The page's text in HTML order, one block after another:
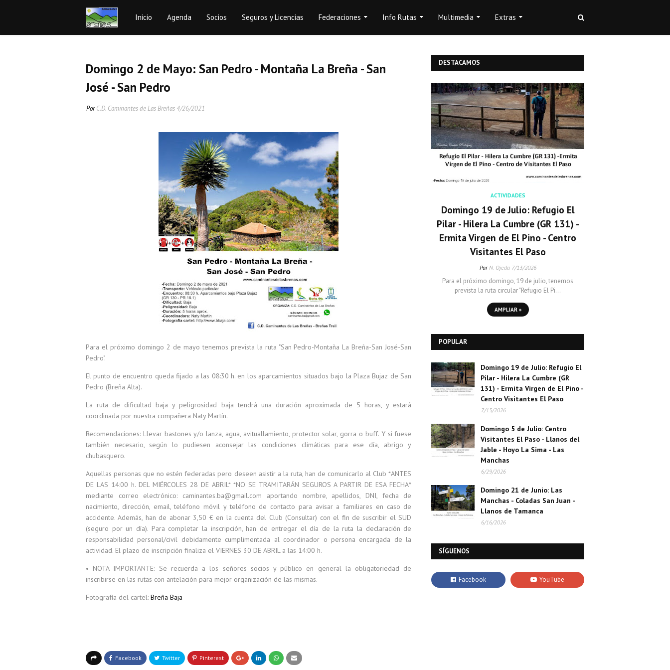
Inicio Agenda Socios Seguros y Licencias Federaciones Info Rutas Multimedia Extras
Domingo 2 de Mayo: San Pedro - Montaña La Breña - San
José - San Pedro
Por C.D. Caminantes de Las Breñas4/26/2021
Para el próximo domingo 2 de mayo tenemos prevista la ruta "San Pedro-Montaña La Breña-San José-San
Pedro".
El punto de encuentro queda fijado a las 08:30 h. en los aparcamientos situados bajo la Plaza Bujaz de San
Pedro (Breña Alta).
La ruta de dificultad baja y peligrosidad baja tendrá una duración aproximada de 5 horas, y estará
coordinada por nuestra compañera Naty Martín.
Recomendaciones: Llevar bastones y/o lanza, agua, avituallamiento, protector solar, gorra o buff. Y si fuese
también necesario, según lo pudiesen aconsejar las condiciones climáticas para ese día, abrigo y
chubasquero.
Aquellas personas que no estén federadas pero deseen asistir a la ruta, han de comunicarlo al Club *ANTES
DE LAS 14:00 h. DEL MIÉRCOLES 28 DE ABRIL* *NO SE TRAMITARÁN SEGUROS A PARTIR DE ESA FECHA*
mediante correo electrónico: caminantes.ba@gmail.com aportando nombre, apellidos, DNI, fecha de
nacimiento, dirección, email, teléfono móvil y teléfono de contacto para avisar a familiares en caso de
accidente. Además, han de abonar 3,50 € en la cuenta del Club (Consultar) con el fin de suscribir el SUD
(seguro por un día). Para completar la inscripción, han de entregar el día de la ruta la declaración de
responsabilidad personal/civil debidamente cumplimentada al coordinador o persona encargada de la
actividad. El plazo de inscripción finaliza el VIERNES 30 DE ABRIL a las 14:00 h.
• NOTA IMPORTANTE: Se recuerda a los señores socios y público en general la obligatoriedad de
inscribirse en las rutas con antelación para mejor organización de las mismas.
Fotografía del cartel: Breña Baja
DESTACAMOS
ACTIVIDADES
Domingo 19 de Julio: Refugio El
Pilar - Hilera La Cumbre (GR 131) -
Ermita Virgen de El Pino - Centro
Visitantes El Paso
Por N. Ojeda 7/13/2026
Para el próximo domingo, 19 de julio, tenemos
prevista la ruta circular "Refugio El Pi…
AMPLIAR »
POPULAR
Domingo 19 de Julio: Refugio El
Pilar - Hilera La Cumbre (GR
131) - Ermita Virgen de El Pino -
Centro Visitantes El Paso
7/13/2026
Domingo 5 de Julio: Centro
Visitantes El Paso - Llanos del
Jable - Hoyo La Sima - Las
Manchas
6/29/2026
Domingo 21 de Junio: Las
Manchas - Coladas San Juan -
Llanos de Tamanca
6/16/2026
SÍGUENOS